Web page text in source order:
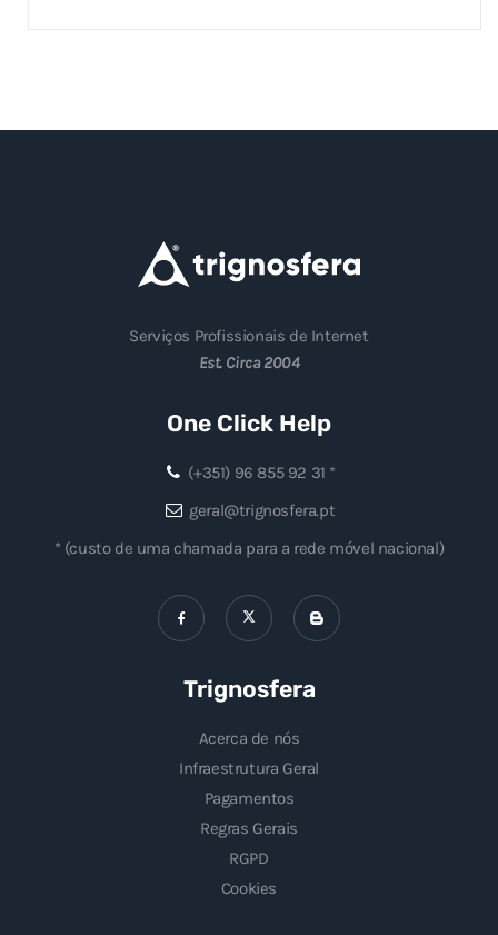
Serviços Profissionais de Internet
Est. Circa 2004
One Click Help
(+351) 96 855 92 31 *
geral@trignosfera.pt
* (custo de uma chamada para a rede móvel nacional)
Trignosfera
Acerca de nós
Infraestrutura Geral
Pagamentos
Regras Gerais
RGPD
Cookies